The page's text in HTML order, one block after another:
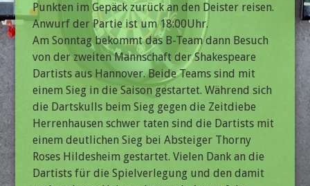
Punkten im Gepäck zurück an den Deister reisen.
Anwurf der Partie ist um 18:00Uhr.
Am Sonntag bekommt das B-Team dann Besuch
von der zweiten Mannschaft der Shakespeare
Dartists aus Hannover. Beide Teams sind mit
einem Sieg in die Saison gestartet. Während sich
die Dartskulls beim Sieg gegen die Zeitdiebe
Herrenhausen schwer taten sind die Dartists mit
einem deutlichen Sieg bei Absteiger Thorny
Roses Hildesheim gestartet. Vielen Dank an die
Dartists für die Spielverlegung und den damit